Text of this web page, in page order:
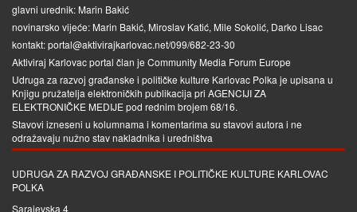
glavni urednik: Marin Bakić
novinarsko vijeće: Marin Bakić, Miroslav Katić, Mile Sokolić, Darko Lisac
kontakt: portal@aktivirajkarlovac.net/099/682-23-30
Aktiviraj Karlovac portal član je Community Media Forum Europe
Udruga za razvoj građanske i političke kulture Karlovac Polka je upisana u
Knjigu pružatelja elektroničkih publikacija pri AGENCIJI ZA
ELEKTRONIČKE MEDIJEpod rednim brojem 68/16.
Stavovi izneseni u kolumnama i komentarima su stavovi autora i ne
odražavaju nužno stav nakladnika i uredništva
UDRUGA ZA RAZVOJ GRAĐANSKE I POLITIČKE KULTURE KARLOVAC
POLKA
Sarajevska 4